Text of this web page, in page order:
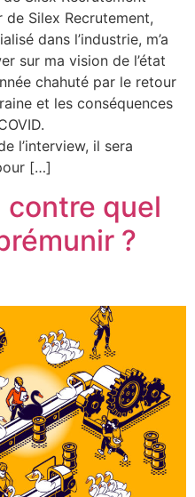
Silex Recrutement,
dans l’industrie, m’a
sur ma vision de l’état
chahuté par le retour
et les conséquences
l’interview, il sera
[…]
quel
?